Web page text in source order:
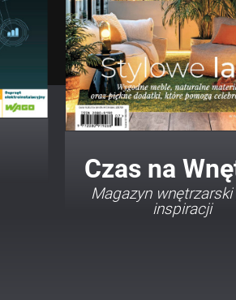
Twój Dom
Porady i
najmodniejszych